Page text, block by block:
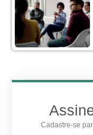
Cadastre-se